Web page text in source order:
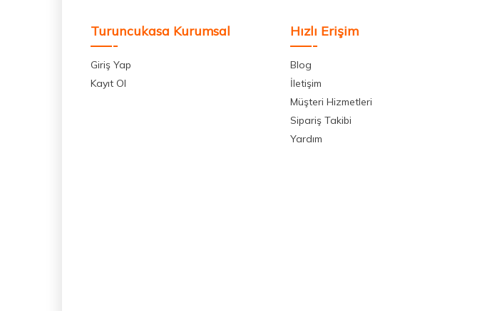
Turuncukasa Kurumsal
Giriş Yap
Kayıt Ol
Hızlı Erişim
Blog
İletişim
Müşteri Hizmetleri
Sipariş Takibi
Yardım